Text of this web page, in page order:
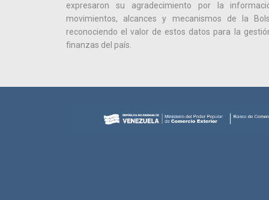
expresaron su agradecimiento por la
movimientos, alcances y mecanismos de la
reconociendo el valor de estos datos para la
finanzas del país.